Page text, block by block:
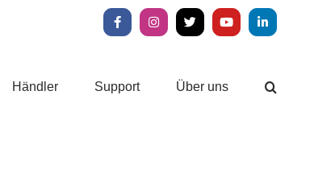
FacebookInstagram
X YouTubeLinkedIn
Händler Support Über uns